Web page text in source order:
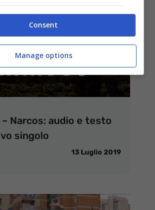
– Narcos: audio e testo
singolo
13 Luglio 2019
Consent
Manage options